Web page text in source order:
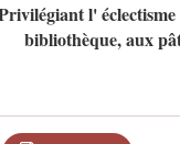
l'
bibliothèque, aux